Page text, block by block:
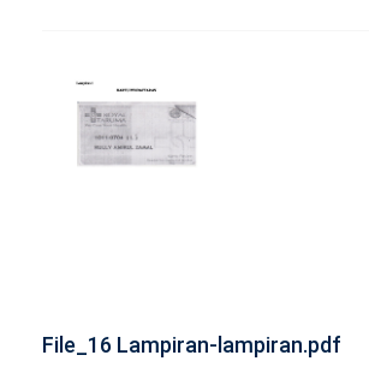
File_16 Lampiran-lampiran.pdf